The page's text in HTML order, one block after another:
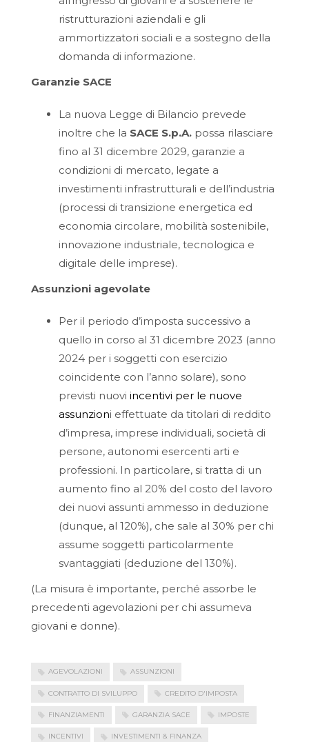
ristrutturazioni aziendali e gli
ammortizzatori sociali e a sostegno della
domanda di informazione.
Garanzie SACE
La nuova Legge di Bilancio prevede
inoltre che la SACE S.p.A. possa rilasciare
fino al 31 dicembre 2029, garanzie a
condizioni di mercato, legate a
investimenti infrastrutturali e dell’industria
(processi di transizione energetica ed
economia circolare, mobilità sostenibile,
innovazione industriale, tecnologica e
digitale delle imprese).
Assunzioni agevolate
Per il periodo d’imposta successivo a
quello in corso al 31 dicembre 2023 (anno
2024 per i soggetti con esercizio
coincidente con l’anno solare), sono
previsti nuovi incentivi per le nuove
assunzioni effettuate da titolari di reddito
d’impresa, imprese individuali, società di
persone, autonomi esercenti arti e
professioni. In particolare, si tratta di un
aumento fino al 20% del costo del lavoro
dei nuovi assunti ammesso in deduzione
(dunque, al 120%), che sale al 30% per chi
assume soggetti particolarmente
svantaggiati (deduzione del 130%).
(La misura è importante, perché assorbe le
precedenti agevolazioni per chi assumeva
giovani e donne).
AGEVOLAZIONI ASSUNZIONI
CONTRATTO DI SVILUPPO CREDITO D'IMPOSTA
FINANZIAMENTI GARANZIA SACE IMPOSTE
INCENTIVI INVESTIMENTI & FINANZA